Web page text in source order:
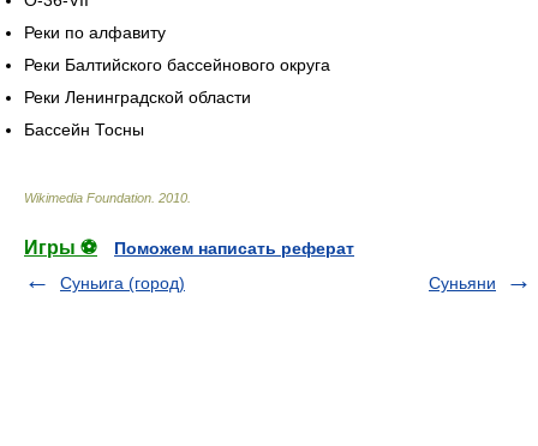
Реки по алфавиту
Реки Балтийского бассейнового округа
Реки Ленинградской области
Бассейн Тосны
Wikimedia Foundation 2010
Игры ⚽
Поможем написать реферат
Суньига (город)
Суньяни